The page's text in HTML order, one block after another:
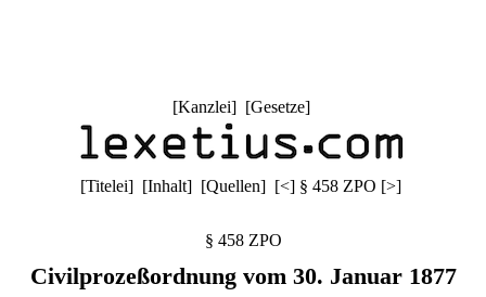
[Kanzlei] [Gesetze]
[Titelei] [Inhalt] [Quellen] [<] § 458 ZPO [>]
§ 458 ZPO
Civilprozeßordnung vom 30. Januar 1877